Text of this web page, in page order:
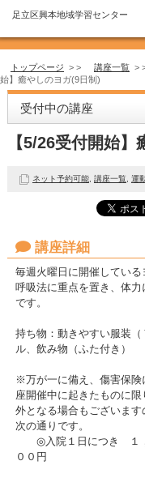
トップページ > > 講座一覧 >
始】癒やしのヨガ(9日制)
受付中の講座
【5/26受付開始
ネット予約可能, 講座一覧, 運
講座詳細
毎週火曜日に開催している
呼吸法に重点を置き、体
です。
持ち物：動きやすい服装
ル、飲み物（ふた付き）
※万が一に備え、傷害保険
座開催中に起きたものに
外となる場合もございま
次の通りです。
◎入院１日につき １
００円